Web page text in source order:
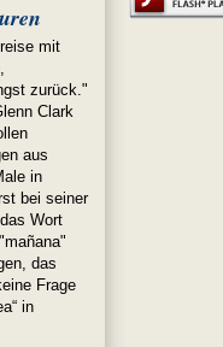
mit
zurück."
Clark
aus
in
bei seiner
Wort
das
Frage
in